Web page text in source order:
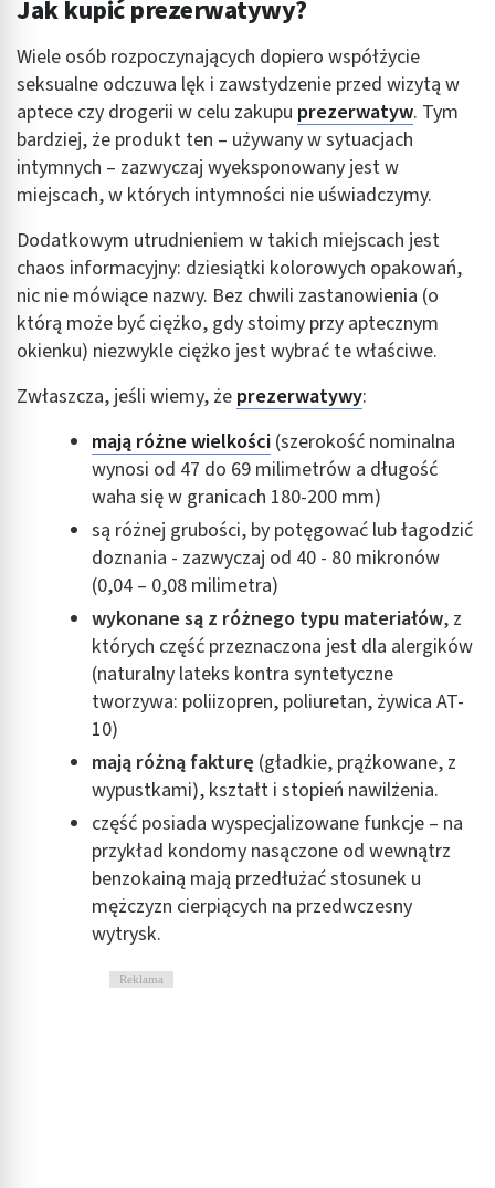
Jak kupić prezerwatywy?
Wiele osób rozpoczynających dopiero współżycie
seksualne odczuwa lęk i zawstydzenie przed wizytą w
aptece czy drogerii w celu zakupu prezerwatyw. Tym
bardziej, że produkt ten – używany w sytuacjach
intymnych – zazwyczaj wyeksponowany jest w
miejscach, w których intymności nie uświadczymy.
Dodatkowym utrudnieniem w takich miejscach jest
chaos informacyjny: dziesiątki kolorowych opakowań,
nic nie mówiące nazwy. Bez chwili zastanowienia (o
którą może być ciężko, gdy stoimy przy aptecznym
okienku) niezwykle ciężko jest wybrać te właściwe.
Zwłaszcza, jeśli wiemy, że prezerwatywy:
mają różne wielkości (szerokość nominalna
wynosi od 47 do 69 milimetrów a długość
waha się w granicach 180-200 mm)
są różnej grubości, by potęgować lub łagodzić
doznania - zazwyczaj od 40 - 80 mikronów
(0,04 – 0,08 milimetra)
wykonane są z różnego typu materiałów, z
których część przeznaczona jest dla alergików
(naturalny lateks kontra syntetyczne
tworzywa: poliizopren, poliuretan, żywica AT-
10)
mają różną fakturę (gładkie, prążkowane, z
wypustkami), kształt i stopień nawilżenia.
część posiada wyspecjalizowane funkcje – na
przykład kondomy nasączone od wewnątrz
benzokainą mają przedłużać stosunek u
mężczyzn cierpiących na przedwczesny
wytrysk.
Reklama